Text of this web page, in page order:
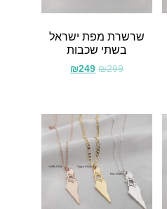
שרשרת מפת ישראל
בשתי שכבות
₪299
₪249